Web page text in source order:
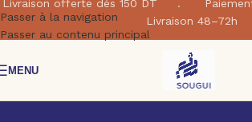
Passer à la navigation
Passer au contenu principal
Livraison offerte dés 150 DT .
Livraison 48–72h
MENU